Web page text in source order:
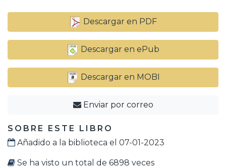
Descargar en PDF
Descargar en ePub
Descargar en MOBI
Enviar por correo
SOBRE ESTE LIBRO
Añadido a la biblioteca el 07-01-2023
Se ha visto un total de 6898 veces